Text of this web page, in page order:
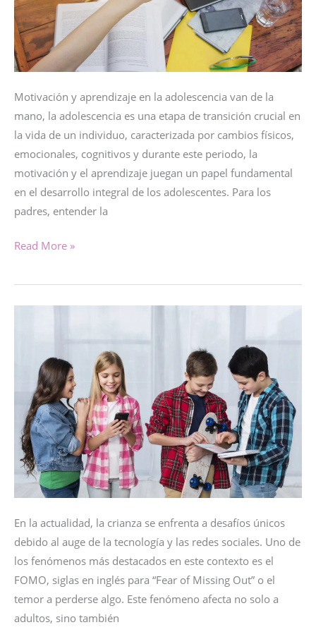
Motivación y aprendizaje en la adolescencia van de la
mano, la adolescencia es una etapa de transición crucial en
la vida de un individuo, caracterizada por cambios físicos,
emocionales, cognitivos y durante este periodo, la
motivación y el aprendizaje juegan un papel fundamental
en el desarrollo integral de los adolescentes. Para los
padres, entender la
MOTIVACIÓN
APRENDIZAJE
en
Read More »
En la actualidad, la crianza se enfrenta a desafíos únicos
debido al auge de la tecnología y las redes sociales. Uno de
los fenómenos más destacados en este contexto es el
FOMO, siglas en inglés para “Fear of Missing Out” o el
temor a perderse algo. Este fenómeno afecta no solo a
adultos, sino también